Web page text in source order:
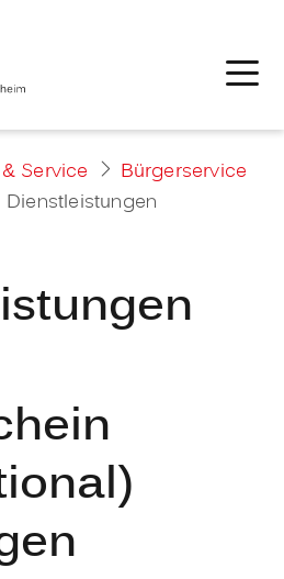
Service
Bürgerservice
Dienstleistungen